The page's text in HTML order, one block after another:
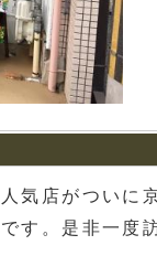
気店がついに
す。是非一度